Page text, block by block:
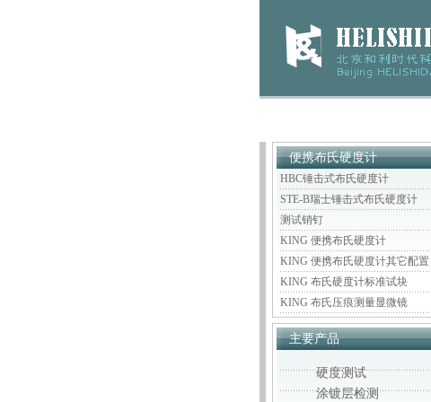
便携布氏硬度计
HBC锤击式布氏硬度计
STE-B瑞士锤击式布氏硬度计
测试销钉
KING 便携布氏硬度计
KING 便携布氏硬度计其它配置
KING 布氏硬度计标准试块
KING 布氏压痕测量显微镜
主要产品
硬度测试
涂镀层检测